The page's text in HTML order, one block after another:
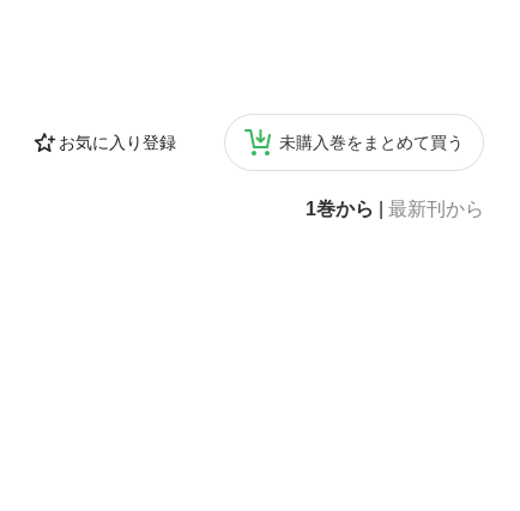
お気に入り登録 未購入巻をまとめて買う
1巻から 最新刊から